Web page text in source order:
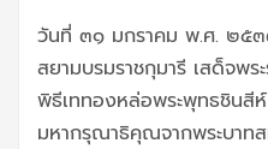
วันที่ ๓๑ มกราคม พ.ศ. ๒๕๓
สยามบรมราชกุมารี เสด็จพร
พิธีเททองหล่อพระพุทธชินสี
มหากรุณาธิคุณจากพระบาท